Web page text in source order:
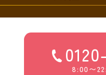
8:00〜